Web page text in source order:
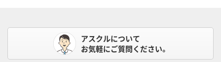
アスクルについて
お気軽にご質問ください。